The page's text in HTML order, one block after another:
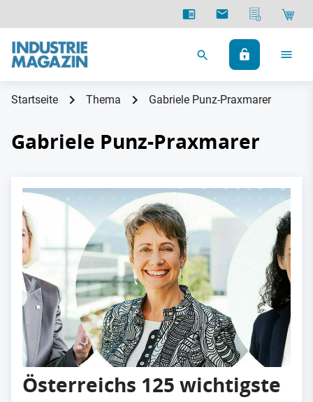
Startseite Thema Gabriele Punz-Praxmarer
Gabriele Punz-Praxmarer
Österreichs 125 wichtigste